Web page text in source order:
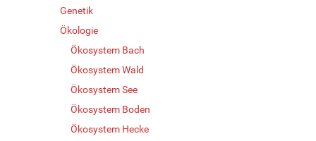
Genetik
Ökologie
Ökosystem Bach
Ökosystem Wald
Ökosystem See
Ökosystem Boden
Ökosystem Hecke